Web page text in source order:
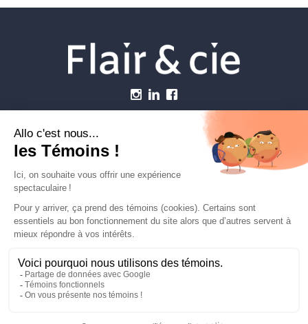
Établissements vétérinaires
Carrière
Contactez-nous
MODALITÉS & CONDITIONS
FLAIRETCIE © 2026